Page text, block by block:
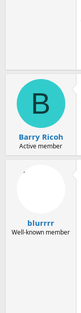
B
Barry Ricoh
Active member
blurrrr
Well-known member